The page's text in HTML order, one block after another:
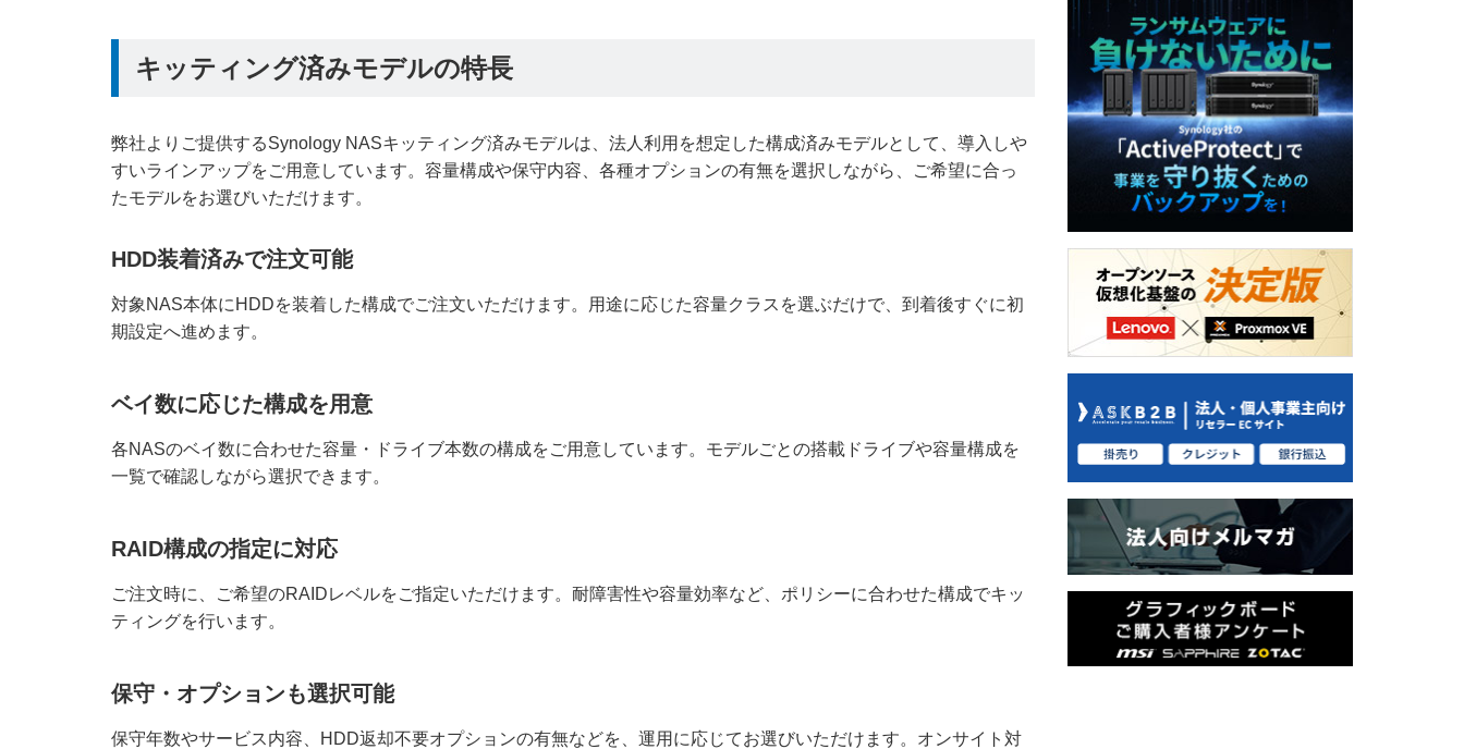
キッティング済みモデルの特長
弊社よりご提供するSynology NASキッティング済みモデルは、法人利用を想定した構成済みモデルとして、導入しや
すいラインアップをご用意しています。容量構成や保守内容、各種オプションの有無を選択しながら、ご希望に合っ
たモデルをお選びいただけます。
HDD装着済みで注文可能
対象NAS本体にHDDを装着した構成でご注文いただけます。用途に応じた容量クラスを選ぶだけで、到着後すぐに初
期設定へ進めます。
ベイ数に応じた構成を用意
各NASのベイ数に合わせた容量・ドライブ本数の構成をご用意しています。モデルごとの搭載ドライブや容量構成を
一覧で確認しながら選択できます。
RAID構成の指定に対応
ご注文時に、ご希望のRAIDレベルをご指定いただけます。耐障害性や容量効率など、ポリシーに合わせた構成でキッ
ティングを行います。
保守・オプションも選択可能
保守年数やサービス内容、HDD返却不要オプションの有無などを、運用に応じてお選びいただけます。オンサイト対